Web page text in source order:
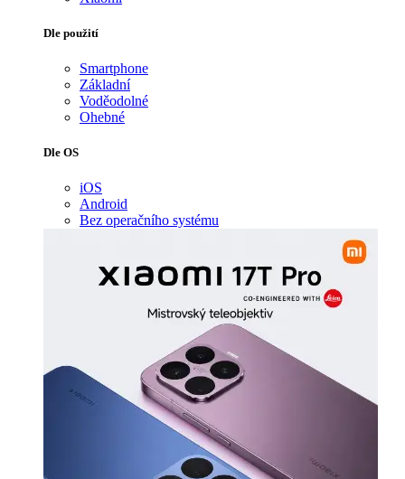
Dle použití
Smartphone
Základní
Voděodolné
Ohebné
Dle OS
iOS
Android
Bez operačního systému